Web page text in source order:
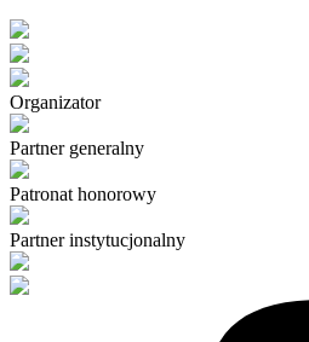
Organizator
Partner generalny
Patronat honorowy
Partner instytucjonalny